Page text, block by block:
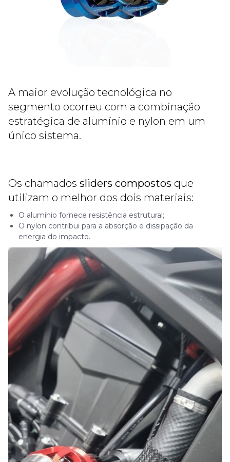
A maior evolução tecnológica no
segmento ocorreu com a combinação
estratégica de alumínio e nylon em um
único sistema.
Os chamados sliders compostos que
utilizam o melhor dos dois materiais:
O alumínio fornece resistência estrutural;
O nylon contribui para a absorção e dissipação da
energia do impacto.